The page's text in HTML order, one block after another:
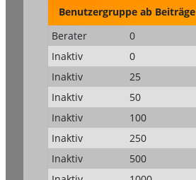
Benutzergruppe ab Beiträge
Berater
0
Inaktiv
0
Inaktiv
25
Inaktiv
50
Inaktiv
100
Inaktiv
250
Inaktiv
500